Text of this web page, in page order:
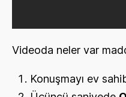
Videoda neler var
Konuşmayı ev